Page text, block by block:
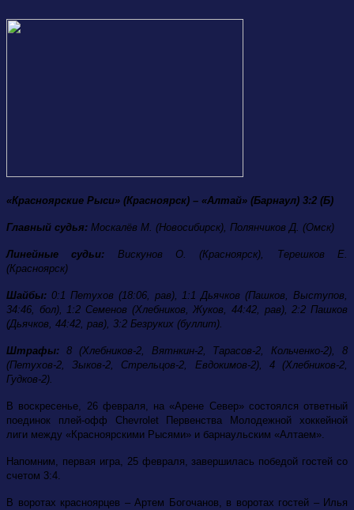
«Красноярские Рыси» (Красноярск) – «Алтай» (Барнаул) 3:2 (Б)
Главный судья: Москалёв М. (Новосибирск), Полянчиков Д. (Омск)
Линейные судьи: Вискунов О. (Красноярск), Терешков Е.
(Красноярск)
Шайбы: 0:1 Петухов (18:06, рав), 1:1 Дьячков (Пашков, Выступов,
34:46, бол), 1:2 Семенов (Хлебников, Жуков, 44:42, рав), 2:2 Пашков
(Дьячков, 44:42, рав), 3:2 Безруких (буллит).
Штрафы: 8 (Хлебников-2, Вятнкин-2, Тарасов-2, Кольченко-2), 8
(Петухов-2, Зыков-2, Стрельцов-2, Евдокимов-2), 4 (Хлебников-2,
Гудков-2).
В воскресенье, 26 февраля, на «Арене Север» состоялся ответный
поединок плей-офф Chevrolet Первенства Молодежной хоккейной
лиги между «Красноярскими Рысями» и барнаульским «Алтаем».
Напомним, первая игра, 25 февраля, завершилась победой гостей со
счетом 3:4.
В воротах красноярцев – Артем Богочанов, в воротах гостей – Илья